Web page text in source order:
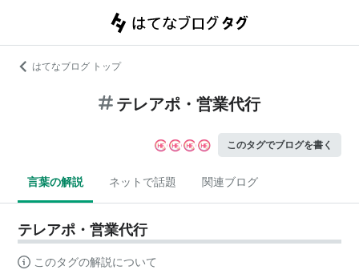
はてなブログ トップ
テレアポ・営業代行
このタグでブログを書く
言葉の解説 ネットで話題 関連ブログ
テレアポ・営業代行
このタグの解説について